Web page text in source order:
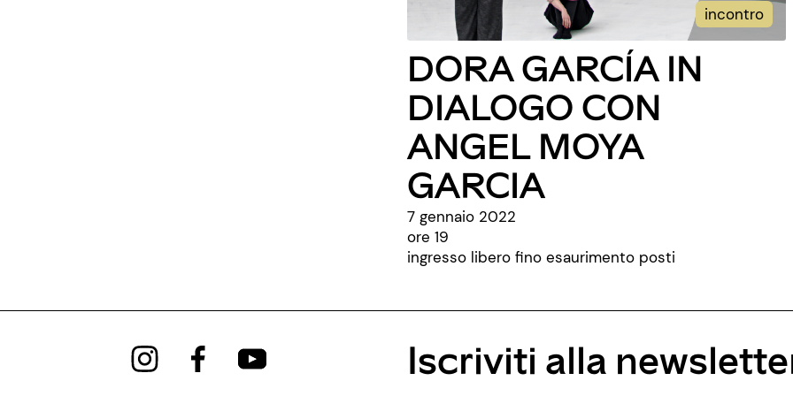
incontro
DORA GARCÍA IN
DIALOGO CON
ANGEL MOYA
GARCIA
7 gennaio 2022
ore 19
ingresso libero fino esaurimento posti
Iscriviti alla